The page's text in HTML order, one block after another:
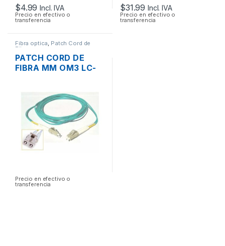
$4.99 Incl. IVA
Precio en efectivo o
transferencia
$31.99 Incl. IVA
Precio en efectivo o
transferencia
Fibra optica, Patch Cord de
Fibra
PATCH CORD DE
FIBRA MM OM3 LC-
Precio en efectivo o
transferencia